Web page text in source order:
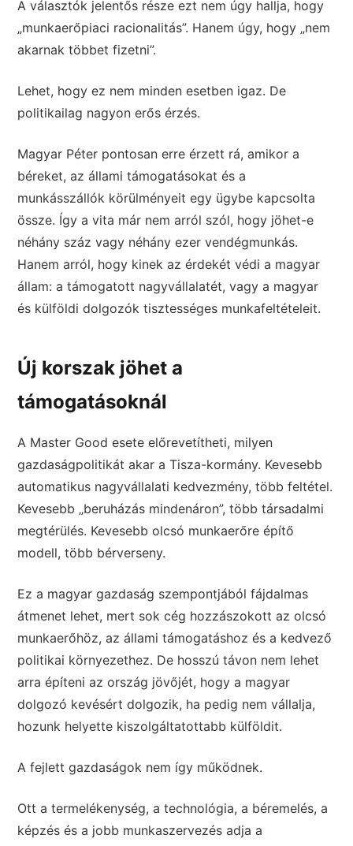
A választók jelentős része ezt nem úgy hallja, hogy
„munkaerőpiaci racionalitás”. Hanem úgy, hogy „nem
akarnak többet fizetni”.
Lehet, hogy ez nem minden esetben igaz. De
politikailag nagyon erős érzés.
Magyar Péter pontosan erre érzett rá, amikor a
béreket, az állami támogatásokat és a
munkásszállók körülményeit egy ügybe kapcsolta
össze. Így a vita már nem arról szól, hogy jöhet-e
néhány száz vagy néhány ezer vendégmunkás.
Hanem arról, hogy kinek az érdekét védi a magyar
állam: a támogatott nagyvállalatét, vagy a magyar
és külföldi dolgozók tisztességes munkafeltételeit.
Új korszak jöhet a
támogatásoknál
A Master Good esete előrevetítheti, milyen
gazdaságpolitikát akar a Tisza-kormány. Kevesebb
automatikus nagyvállalati kedvezmény, több feltétel.
Kevesebb „beruházás mindenáron”, több társadalmi
megtérülés. Kevesebb olcsó munkaerőre építő
modell, több bérverseny.
Ez a magyar gazdaság szempontjából fájdalmas
átmenet lehet, mert sok cég hozzászokott az olcsó
munkaerőhöz, az állami támogatáshoz és a kedvező
politikai környezethez. De hosszú távon nem lehet
arra építeni az ország jövőjét, hogy a magyar
dolgozó kevésért dolgozik, ha pedig nem vállalja,
hozunk helyette kiszolgáltatottabb külföldit.
A fejlett gazdaságok nem így működnek.
Ott a termelékenység, a technológia, a béremelés, a
képzés és a jobb munkaszervezés adja a